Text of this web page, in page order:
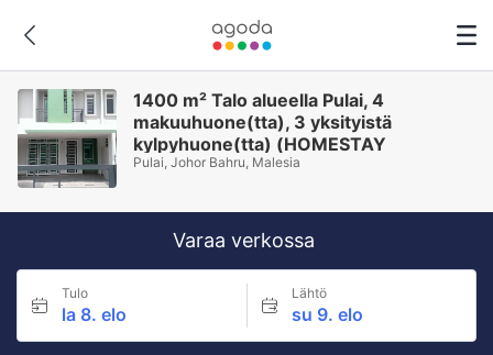
1400 m² Talo alueella Pulai, 4
makuuhuone(tta), 3 yksityistä
kylpyhuone(tta) (HOMESTAY
NUSAJAYA / GELANG PATAH /
Pulai, Johor Bahru, Malesia
Varaa verkossa
Tulo
la 8. elo
Lähtö
su 9. elo